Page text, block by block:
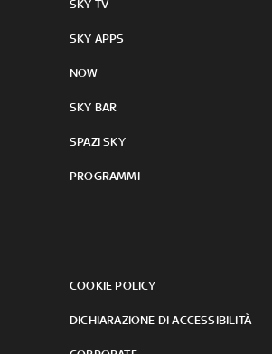
SKY TV
SKY APPS
NOW
SKY BAR
SPAZI SKY
PROGRAMMI
COOKIE POLICY
DICHIARAZIONE DI ACCESSIBILITÀ